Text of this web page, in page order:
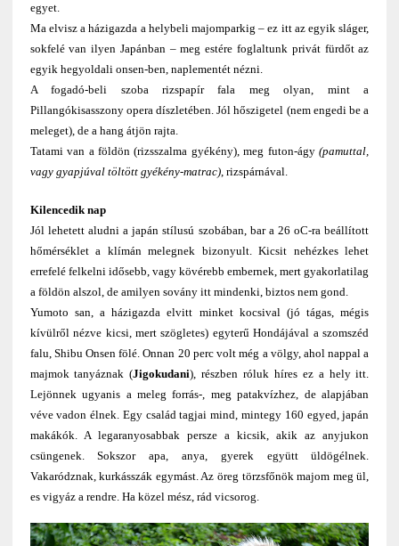
egyet.
Ma elvisz a házigazda a helybeli majomparkig – ez itt az egyik sláger,
sokfelé van ilyen Japánban – meg estére foglaltunk privát fürdőt az
egyik hegyoldali onsen-ben, naplementét nézni.
A fogadó-beli szoba rizspapír fala meg olyan, mint a
Pillangókisasszony opera díszletében. Jól hőszigetel (nem engedi be a
meleget), de a hang átjön rajta.
Tatami van a földön (rizsszalma gyékény), meg futon-ágy(pamuttal,
vagy gyapjúval töltött gyékény-matrac), rizspárnával.
Kilencedik nap
Jól lehetett aludni a japán stílusú szobában, bar a 26 oC-ra beállított
hőmérséklet a klímán melegnek bizonyult. Kicsit nehézkes lehet
errefelé felkelni idősebb, vagy kövérebb embernek, mert gyakorlatilag
a földön alszol, de amilyen sovány itt mindenki, biztos nem gond.
Yumoto san, a házigazda elvitt minket kocsival (jó tágas, mégis
kívülről nézve kicsi, mert szögletes) egyterű Hondájával a szomszéd
falu, Shibu Onsen fölé. Onnan 20 perc volt még a völgy, ahol nappal a
majmok tanyáznak (Jigokudani), részben róluk híres ez a hely itt.
Lejönnek ugyanis a meleg forrás-, meg patakvízhez, de alapjában
véve vadon élnek. Egy család tagjai mind, mintegy 160 egyed, japán
makákók. A legaranyosabbak persze a kicsik, akik az anyjukon
csüngenek. Sokszor apa, anya, gyerek együtt üldögélnek.
Vakaródznak, kurkásszák egymást. Az öreg törzsfőnök majom meg ül,
es vigyáz a rendre. Ha közel mész, rád vicsorog.